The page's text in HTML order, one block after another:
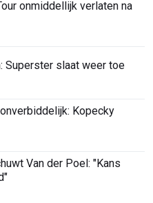
onmiddellijk verlaten na
Superster slaat weer toe
Kopecky
Van der Poel: "Kans